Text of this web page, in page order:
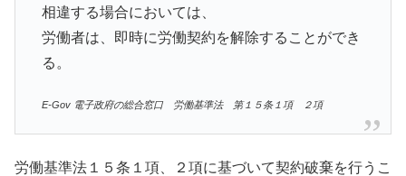
相違する場合においては、
労働者は、即時に労働契約を解除することができ
る。
E-Gov 電子政府の総合窓口 労働基準法第１５条１項 ２項
労働基準法１５条１項、２項に基づいて契約破棄を行うこ